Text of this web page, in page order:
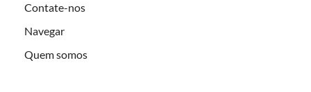
Contate-nos
Navegar
Quem somos